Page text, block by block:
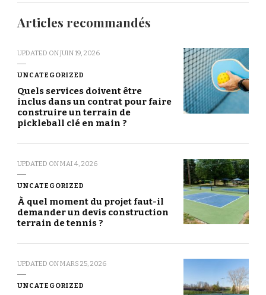
Articles recommandés
UPDATED ONJUIN 19, 2026
UNCATEGORIZED
Quels services doivent être
inclus dans un contrat pour faire
construire un terrain de
pickleball clé en main ?
UPDATED ONMAI 4, 2026
UNCATEGORIZED
À quel moment du projet faut-il
demander un devis construction
terrain de tennis ?
UPDATED ONMARS 25, 2026
UNCATEGORIZED